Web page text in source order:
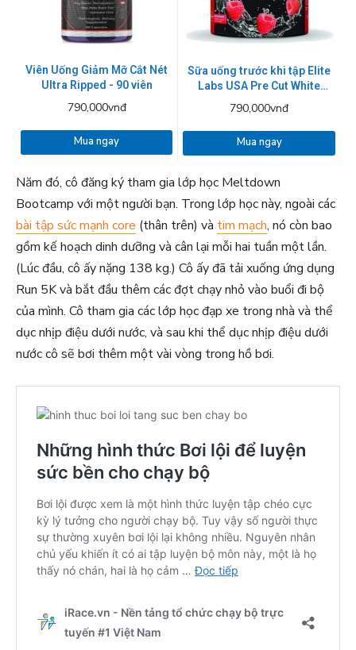
Viên Uống Giảm Mỡ Cắt Nét
Ultra Ripped - 90 viên
790,000vnđ
Mua ngay
Sữa uống trước khi tập Elite
Labs USA Pre Cut White
790,000vnđ
Mua ngay
Năm đó, cô đăng ký tham gia lớp học Meltdown
Bootcamp với một người bạn. Trong lớp học này, ngoài các
bài tập sức mạnh core (thân trên) và tim mạch, nó còn bao
gồm kế hoạch dinh dưỡng và cân lại mỗi hai tuần một lần.
(Lúc đầu, cô ấy nặng 138 kg.) Cô ấy đã tải xuống ứng dụng
Run 5K và bắt đầu thêm các đợt chạy nhỏ vào buổi đi bộ
của mình. Cô tham gia các lớp học đạp xe trong nhà và thể
dục nhịp điệu dưới nước, và sau khi thể dục nhịp điệu dưới
nước cô sẽ bơi thêm một vài vòng trong hồ bơi.